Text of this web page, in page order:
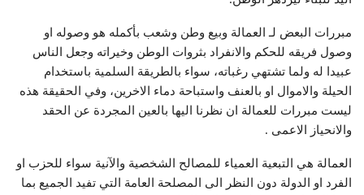
مبررات البعض لـ العمالة وبيع وطن وشعب بأكمله هو وصوله او
وصول فريقه للحكم والانفراد بثروات الوطن وخيراته وجعل الناس
عبيدا له ولما تشتهي رغباته، سواء بالطريقة السلمية باستخدام
الحيلة والاموال او بالعنف واستباحة دماء الاخرين، وفي الحقيقة هذه
ليست مبررات للعمالة ان نظرنا اليها بالعين المجردة عن الحقد
والانحياز الاعمى .
العمالة هي التبعية العمياء للمصالح الشخصية والآنية سواء للحزب او
الفرد او الدولة دون النظر الى المصلحة العامة التي تفيد الجميع بما